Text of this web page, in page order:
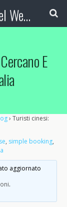
Booking Blog™ - Il blog del Web Marketing Turistico
E
› Turisti cinesi:
, simple booking,
aggiornato
.